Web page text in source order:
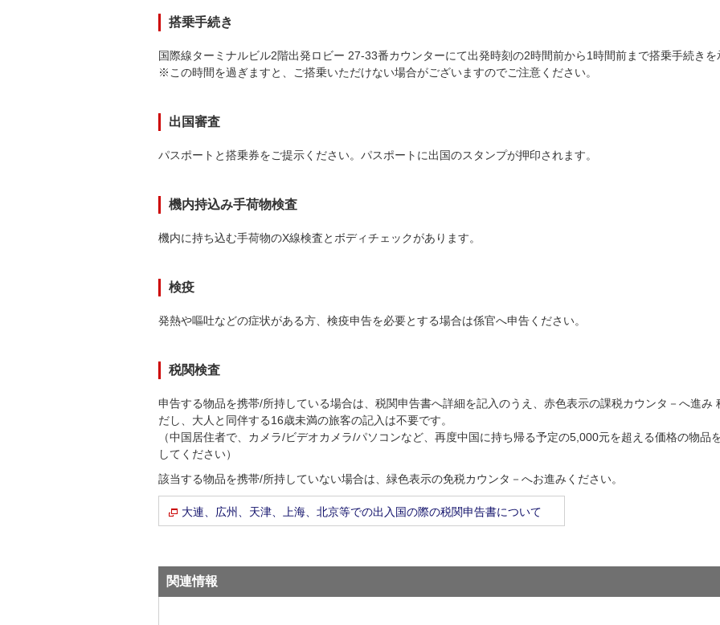
搭乗手続き
国際線ターミナルビル2階出発ロビー 27-33番カウンターにて出発時刻の2時間前から1時間前まで搭乗手続きを
※この時間を過ぎますと、ご搭乗いただけない場合がございますのでご注意ください。
出国審査
パスポートと搭乗券をご提示ください。パスポートに出国のスタンプが押印されます。
機内持込み手荷物検査
機内に持ち込む手荷物のX線検査とボディチェックがあります。
検疫
発熱や嘔吐などの症状がある方、検疫申告を必要とする場合は係官へ申告ください。
税関検査
申告する物品を携帯/所持している場合は、税関申告書へ詳細を記入のうえ、赤色表示の課税カウンタ－へ進み
だし、大人と同伴する16歳未満の旅客の記入は不要です。
（中国居住者で、カメラ/ビデオカメラ/パソコンなど、再度中国に持ち帰る予定の5,000元を超える価格の物品
してください）
該当する物品を携帯/所持していない場合は、緑色表示の免税カウンタ－へお進みください。
大連、広州、天津、上海、北京等での出入国の際の税関申告書について
関連情報